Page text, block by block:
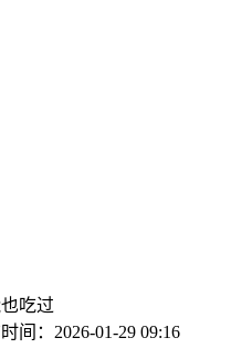
吃过
间： 2026-01-29 09:16